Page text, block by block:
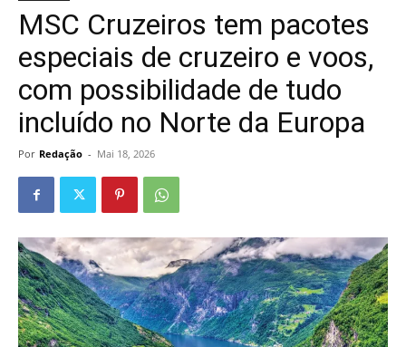
MSC Cruzeiros tem pacotes
especiais de cruzeiro e voos,
com possibilidade de tudo
incluído no Norte da Europa
Por Redação - Mai 18, 2026